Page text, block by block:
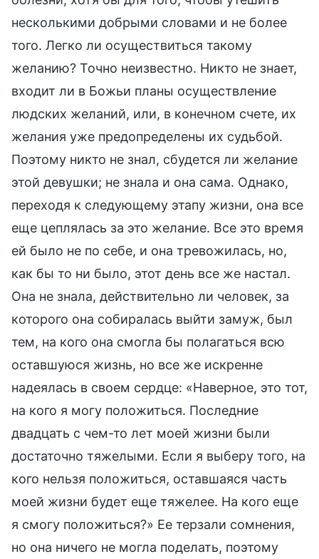
несколькими добрыми словами и не более
того. Легко ли осуществиться такому
желанию? Точно неизвестно. Никто не знает,
входит ли в Божьи планы осуществление
людских желаний, или, в конечном счете, их
желания уже предопределены их судьбой.
Поэтому никто не знал, сбудется ли желание
этой девушки; не знала и она сама. Однако,
переходя к следующему этапу жизни, она все
еще цеплялась за это желание. Все это время
ей было не по себе, и она тревожилась, но,
как бы то ни было, этот день все же настал.
Она не знала, действительно ли человек, за
которого она собиралась выйти замуж, был
тем, на кого она смогла бы полагаться всю
оставшуюся жизнь, но все же искренне
надеялась в своем сердце: «Наверное, это тот,
на кого я могу положиться. Последние
двадцать с чем-то лет моей жизни были
достаточно тяжелыми. Если я выберу того, на
кого нельзя положиться, оставшаяся часть
моей жизни будет еще тяжелее. На кого еще
я смогу положиться?» Ее терзали сомнения,
но она ничего не могла поделать, поэтому